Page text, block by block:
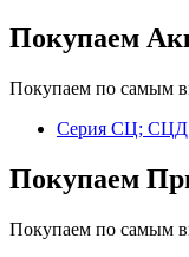
Покупаем
Покупаем по самым
Серия СЦ;
Покупаем
Покупаем по самым